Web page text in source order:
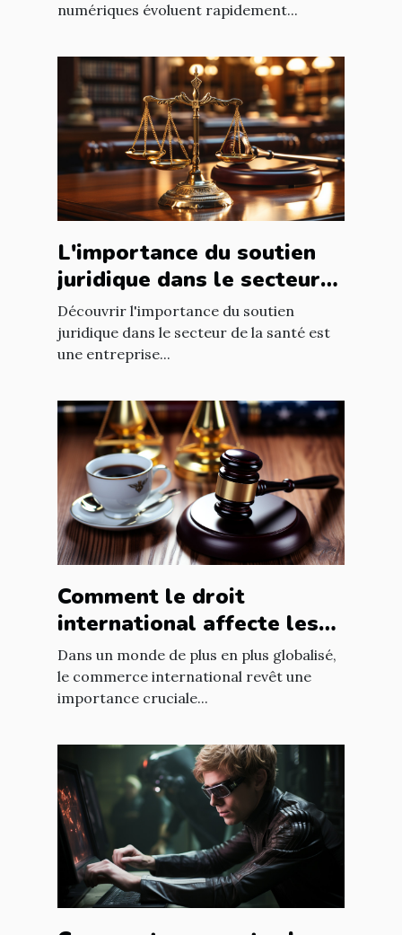
numériques évoluent rapidement...
L'importance du soutien
juridique dans le secteur
de la santé
Découvrir l'importance du soutien
juridique dans le secteur de la santé est
une entreprise...
Comment le droit
international affecte les
accords commerciaux
Dans un monde de plus en plus globalisé,
le commerce international revêt une
importance cruciale...